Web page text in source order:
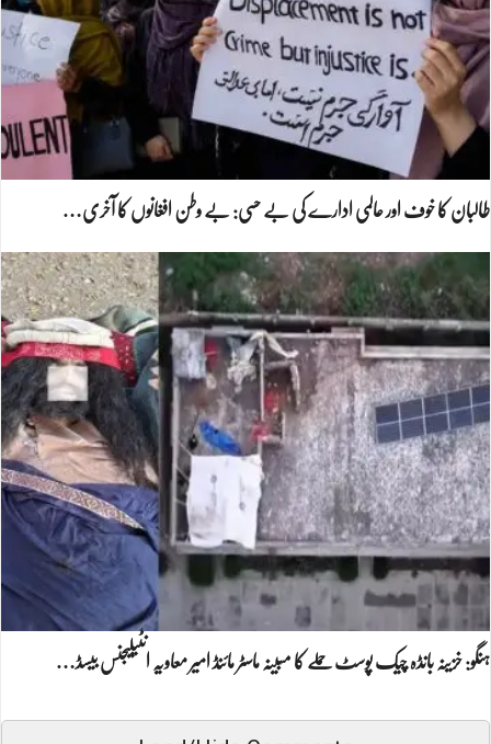
طالبان کا خوف اور عالمی ادارے کی بے حسی: بے وطن افغانوں کا آخری…
ہنگو: خزینہ بانڈہ چیک پوسٹ حملے کا مبینہ ماسٹر مائنڈ امیر معاویہ انٹیلیجنس بیسڈ…